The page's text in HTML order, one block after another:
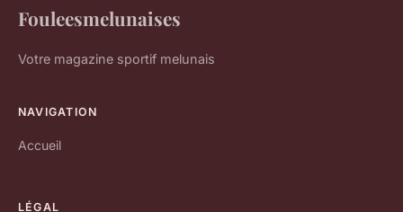
Fouleesmelunaises
Votre magazine sportif melunais
NAVIGATION
Accueil
LÉGAL